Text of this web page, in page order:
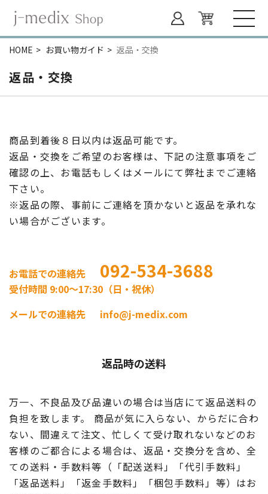
HOME お買い物ガイド 返品・交換
返品・交換
商品到着後８日以内は返品可能です。
返品・交換をご希望のお客様は、下記の注意事項をご
確認の上、 お電話もしくはメールにて弊社までご連絡
下さい。
※返品の際、事前にご連絡を頂かないと返品を承れな
い場合がございます。
お電話での連絡先 092-534-3688
受付時間 9:00〜17:30（日・祝休）
メールでの連絡先
info@j-medix.com
返品時の送料
万一、不良品及び品違いの場合は当店にて返品送料の
負担を致します。 商品が気に入らない、からだに合わ
ない、間違えて注文、忙しくて受け取れないなどのお
客様のご都合による場合は、返品・交換分を含め、全
ての送料・手数料等（「配送送料」「代引手数料」
「返品送料」「返金手数料」「梱包手数料」等）はお